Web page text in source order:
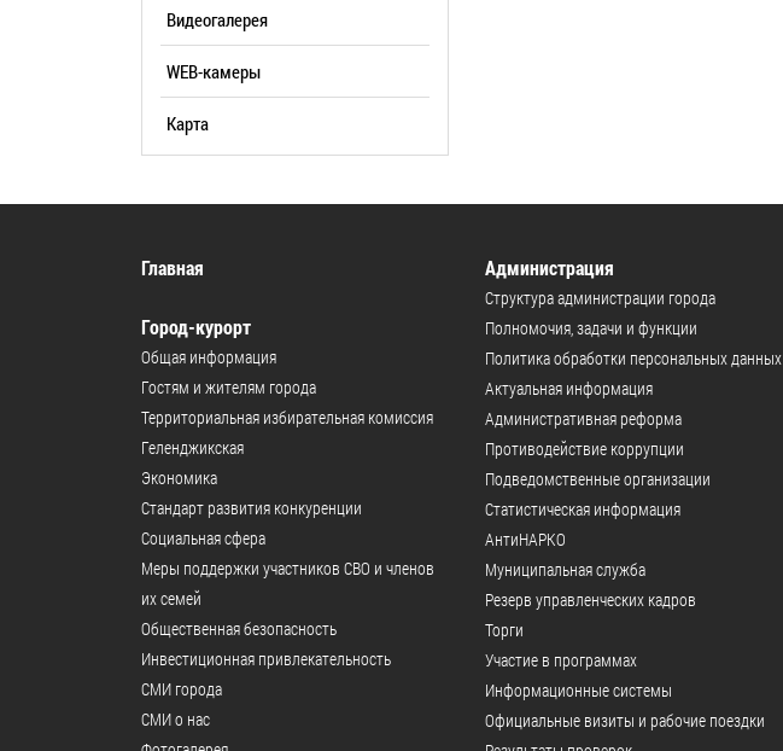
Видеогалерея
WEB-камеры
Карта
Главная
Город-курорт
Общая информация
Гостям и жителям города
Территориальная избирательная комиссия
Геленджикcкая
Экономика
Стандарт развития конкуренции
Социальная сфера
Меры поддержки участников СВО и членов
их семей
Общественная безопасность
Инвестиционная привлекательность
СМИ города
СМИ о нас
Администрация
Структура администрации города
Полномочия, задачи и функции
Политика обработки персональных данных
Актуальная информация
Административная реформа
Противодействие коррупции
Подведомственные организации
Статистическая информация
АнтиНАРКО
Муниципальная служба
Резерв управленческих кадров
Торги
Участие в программах
Информационные системы
Официальные визиты и рабочие поездки